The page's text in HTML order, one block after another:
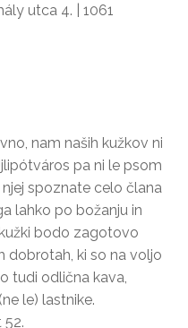
utca 4. | 1061
nam naših kužkov ni
pa ni le psom
spoznate celo člana
lahko po božanju in
bodo zagotovo
dobrotah, ki so na voljo
tudi odlična kava,
le) lastnike.
52.